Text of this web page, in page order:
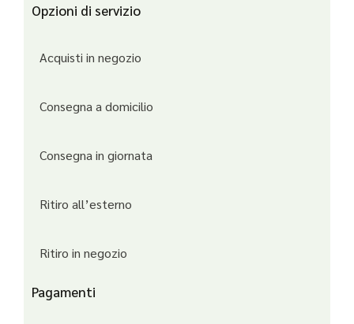
Opzioni di servizio
Acquisti in negozio
Consegna a domicilio
Consegna in giornata
Ritiro all’esterno
Ritiro in negozio
Pagamenti